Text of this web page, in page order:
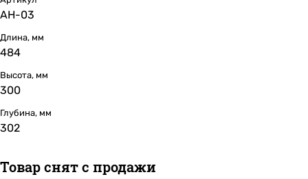
АН-03
Длина, мм
484
Высота, мм
300
Глубина, мм
302
Товар снят с продажи